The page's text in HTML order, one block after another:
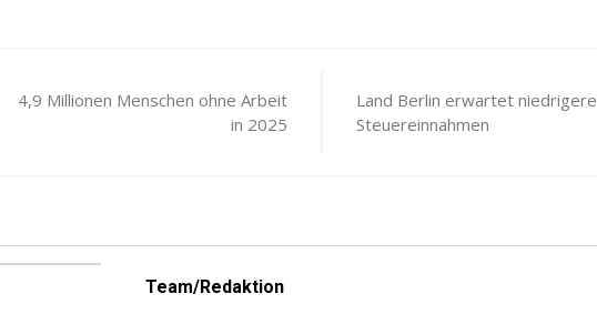
4,9 Millionen Menschen ohne Arbeit
in 2025
Land Berlin erwartet niedrigere
Steuereinnahmen
Team/Redaktion